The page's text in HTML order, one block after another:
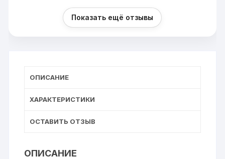
Показать ещё отзывы
ОПИСАНИЕ
ХАРАКТЕРИСТИКИ
ОСТАВИТЬ ОТЗЫВ
ОПИСАНИЕ